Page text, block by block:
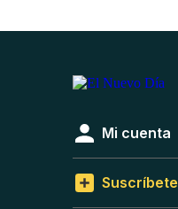
Mi cuenta
Suscríbete